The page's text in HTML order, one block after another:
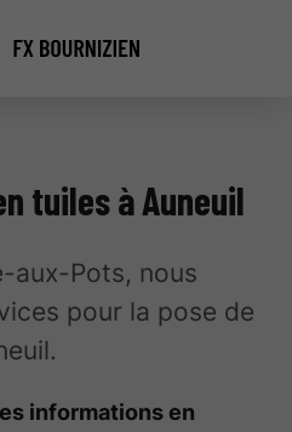
tuiles à Auneuil
aux-Pots, nous
pour la pose de
informations en